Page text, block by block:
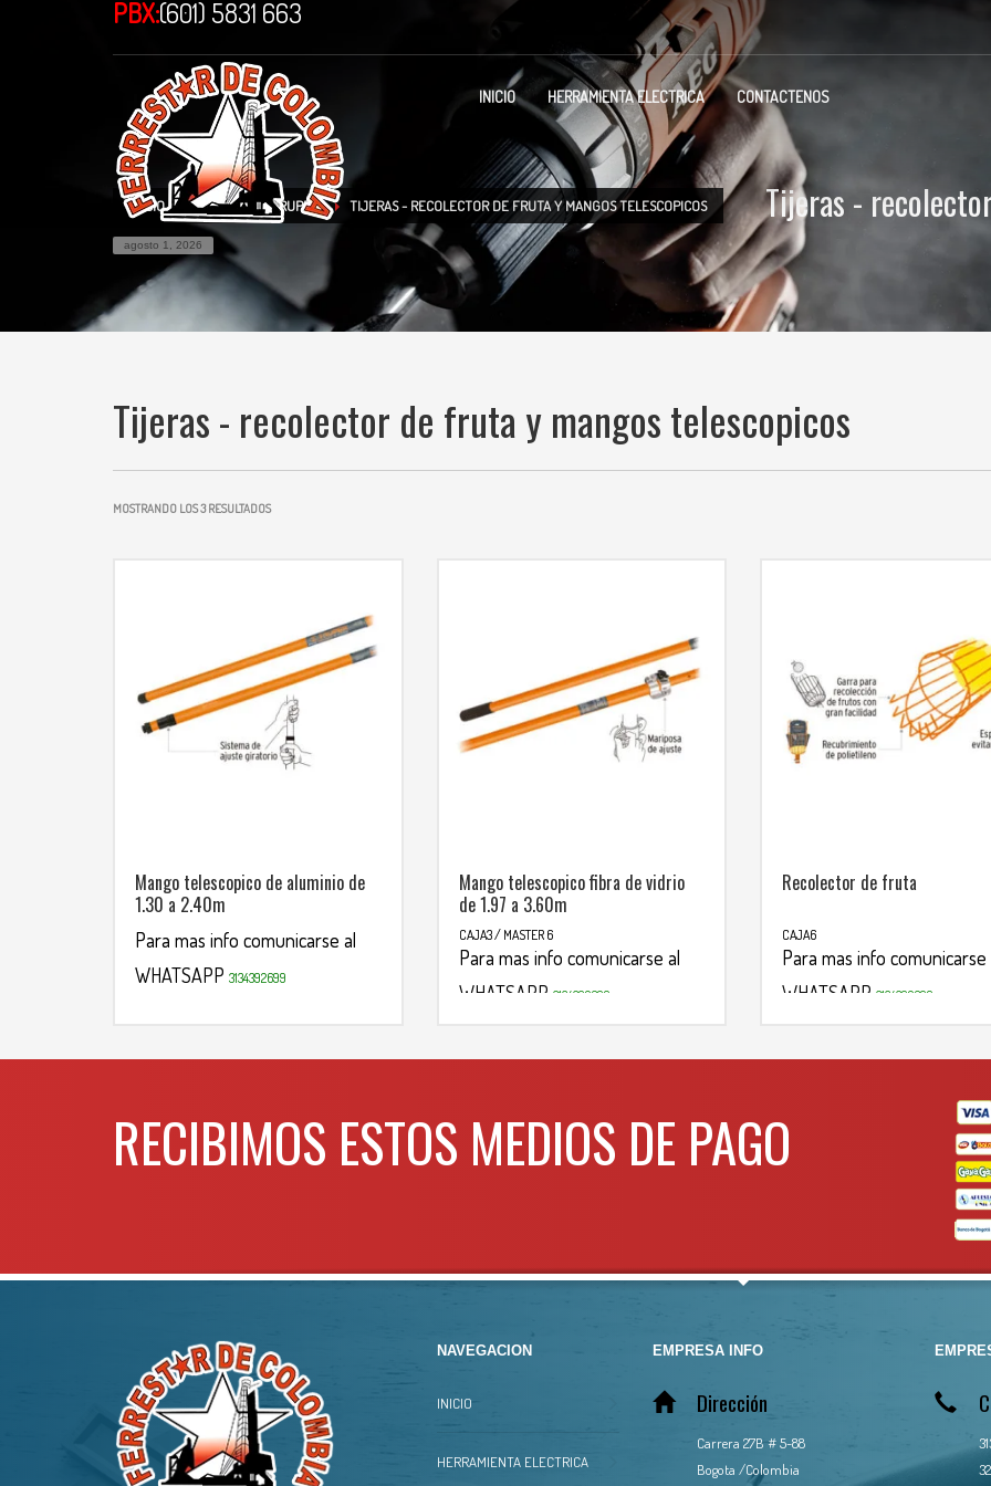
PBX:(601) 5831 663
INICIO HERRAMIENTA ELECTRICA CONTACTENOS
INICIO TIENDA TRUPER TIJERAS - RECOLECTOR DE FRUTA Y MANGOS TELESCOPICOS
agosto 1, 2026
Tijeras -
Tijeras - recolector de fruta y mangos telescopicos
MOSTRANDO LOS 3 RESULTADOS
Mango telescopico de aluminio de
1.30 a 2.40m
Para mas info comunicarse al
WHATSAPP 3134392699
Mango telescopico fibra de vidrio
de 1.97 a 3.60m
CAJA3 / MASTER 6
Para mas info comunicarse al
WHATSAPP 3134392699
Recolector de fruta
CAJA6
Para mas info comunicarse
WHATSAPP 3134392699
RECIBIMOS ESTOS MEDIOS DE PAGO
NAVEGACION
INICIO
HERRAMIENTA ELECTRICA
EMPRESA INFO
Dirección
Carrera 27B # 5-88
Bogota /Colombia